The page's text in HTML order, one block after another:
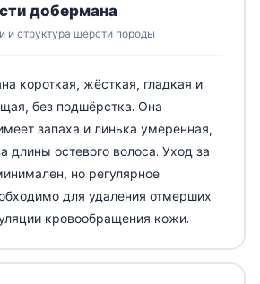
добермана
и структура шерсти породы
короткая, жёсткая, гладкая и
без подшёрстка. Она
запаха и линька умеренная,
длины остевого волоса. Уход за
но регулярное
для удаления отмерших
кровообращения кожи.